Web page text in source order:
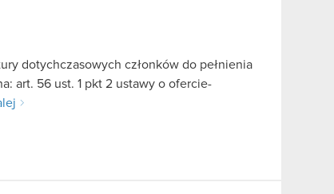
dotychczasowych członków do pełnienia
art. 56 ust. 1 pkt 2 ustawy o ofercie-